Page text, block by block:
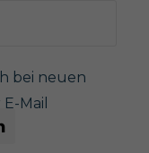
bei neuen
Mail